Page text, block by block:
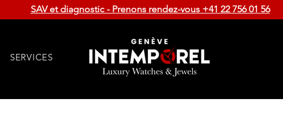
SAV et diagnostic - Prenons rendez-vous +41 22 756 01 56
SERVICES